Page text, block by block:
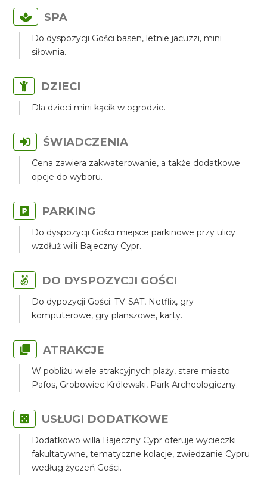
SPA
Do dyspozycji Gości basen, letnie jacuzzi, mini
siłownia.
DZIECI
Dla dzieci mini kącik w ogrodzie.
ŚWIADCZENIA
Cena zawiera zakwaterowanie, a także dodatkowe
opcje do wyboru.
PARKING
Do dyspozycji Gości miejsce parkinowe przy ulicy
wzdłuż willi Bajeczny Cypr.
DO DYSPOZYCJI GOŚCI
Do dypozycji Gości: TV-SAT, Netflix, gry
komputerowe, gry planszowe, karty.
ATRAKCJE
W pobliżu wiele atrakcyjnych plaży, stare miasto
Pafos, Grobowiec Królewski, Park Archeologiczny.
USŁUGI DODATKOWE
Dodatkowo willa Bajeczny Cypr oferuje wycieczki
fakultatywne, tematyczne kolacje, zwiedzanie Cypru
według życzeń Gości.